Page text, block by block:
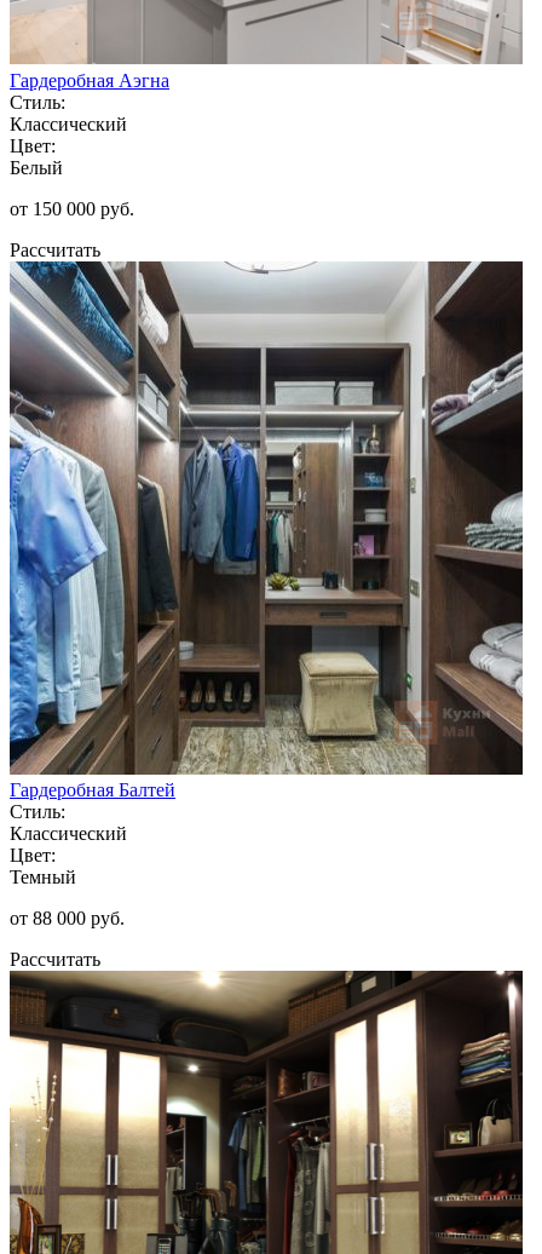
Гардеробная Аэгна
Стиль:
Классический
Цвет:
Белый
от 150 000 руб.
Рассчитать
Гардеробная Балтей
Стиль:
Классический
Цвет:
Темный
от 88 000 руб.
Рассчитать